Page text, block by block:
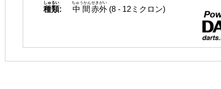
種類
しゅるい
: 中間
ちゅうかん
赤外
せきがい
(8 - 12ミクロン)